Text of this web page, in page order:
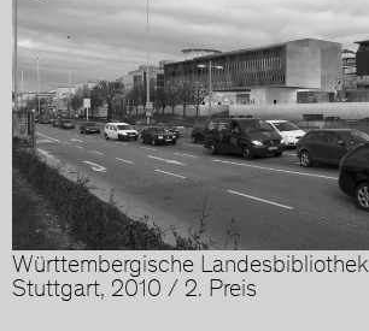
Württembergische Landesbibliothek
Stuttgart, 2010 / 2. Preis